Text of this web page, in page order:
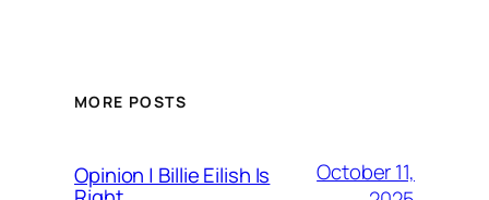
MORE POSTS
Opinion | Billie Eilish Is
October 11,